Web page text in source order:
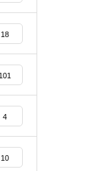
18
101
4
10